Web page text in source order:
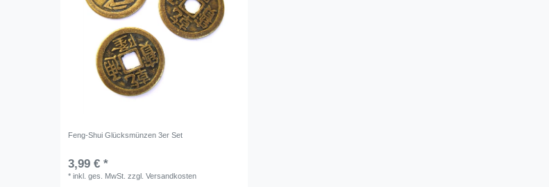
Feng-Shui Glücksmünzen 3er Set
3,99 € *
*inkl. ges. MwSt. zzgl.Versandkosten